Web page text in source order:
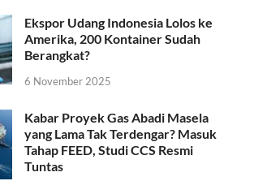
Ekspor Udang Indonesia Lolos ke
Amerika, 200 Kontainer Sudah
Berangkat?
6 November 2025
Kabar Proyek Gas Abadi Masela
yang Lama Tak Terdengar? Masuk
Tahap FEED, Studi CCS Resmi
Tuntas